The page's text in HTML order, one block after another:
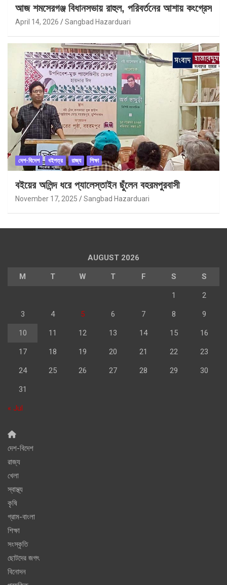
আজ শমসেরগঞ্জ বিধানসভায় রাহুল, পরিবর্তনের আশায় কংগ্রেস
April 14, 2026 Sangbad Hazarduari
দেশ-বিদেশ বইপত্র রাজ্য শিক্ষা
বইয়ের অলিন্দ ধরে প্যালেস্তাইন ছুঁলেন বহরমপুরবাসী
November 17, 2025 Sangbad Hazarduari
AUGUST 2026
M T W T F S S
1 2
3 4 5 6 7 8 9
10 11 12 13 14 15 16
17 18 19 20 21 22 23
24 25 26 27 28 29 30
31
« Jul
দেশ-বিদেশ
রাজ্য
খেলা
স্বাস্থ্য
কৃষি
গ্রাম-বাংলা
শিক্ষা
সংস্কৃতি
ছোটদের জগৎ
বিনোদন